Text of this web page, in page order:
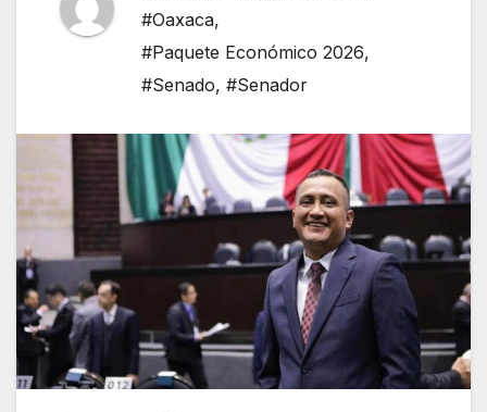
#Oaxaca,
#Paquete Económico 2026,
#Senado, #Senador